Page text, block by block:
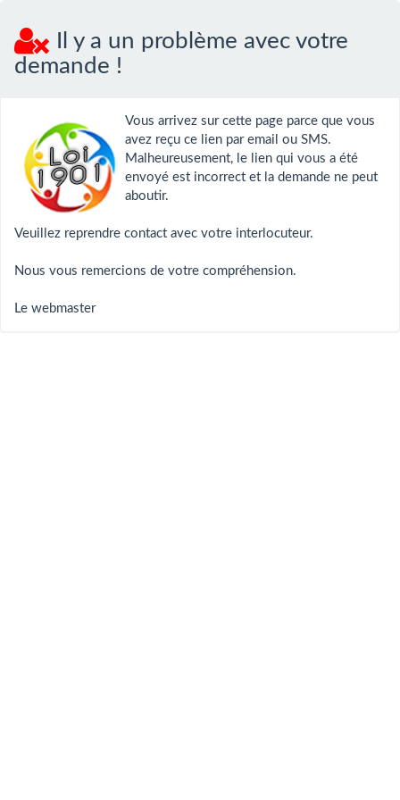
Il y a un problème avec votre
demande !
Vous arrivez sur cette page parce que vous
avez reçu ce lien par email ou SMS.
Malheureusement, le lien qui vous a été
envoyé est incorrect et la demande ne peut
aboutir.
Veuillez reprendre contact avec votre interlocuteur.
Nous vous remercions de votre compréhension.
Le webmaster